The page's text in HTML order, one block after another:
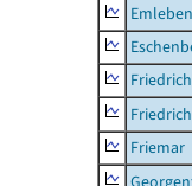
Emleben
Friemar